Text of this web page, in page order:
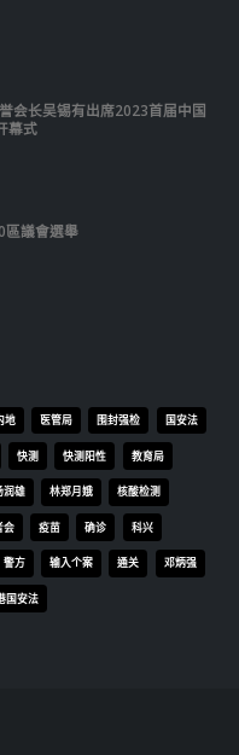
会长吴锡有出席2023首届中国
幕式
區議會選舉
地 医管局 围封强检 国安法
快测 快测阳性 教育局
润雄 林郑月娥 核酸检测
会 疫苗 确诊 科兴
警方 输入个案 通关 邓炳强
国安法